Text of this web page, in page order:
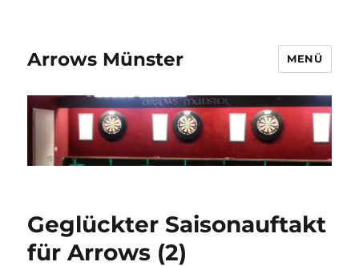
Arrows Münster MENÜ
Geglückter Saisonauftakt
für Arrows (2)